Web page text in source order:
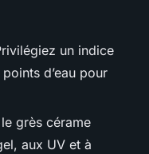
un indice
d’eau pour
grès cérame
aux UV et à